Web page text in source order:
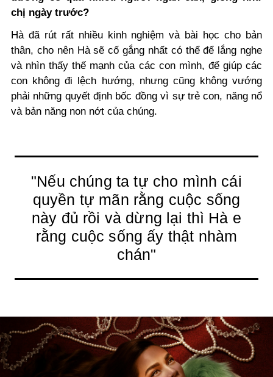
chị ngày trước?
Hà đã rút rất nhiều kinh nghiệm và bài học cho bản
thân, cho nên Hà sẽ cố gắng nhất có thể để lắng nghe
và nhìn thấy thế mạnh của các con mình, để giúp các
con không đi lệch hướng, nhưng cũng không vướng
phải những quyết định bốc đồng vì sự trẻ con, năng nổ
và bản năng non nớt của chúng.
"Nếu chúng ta tự cho mình cái
quyền tự mãn rằng cuộc sống
này đủ rồi và dừng lại thì Hà e
rằng cuộc sống ấy thật nhàm
chán"